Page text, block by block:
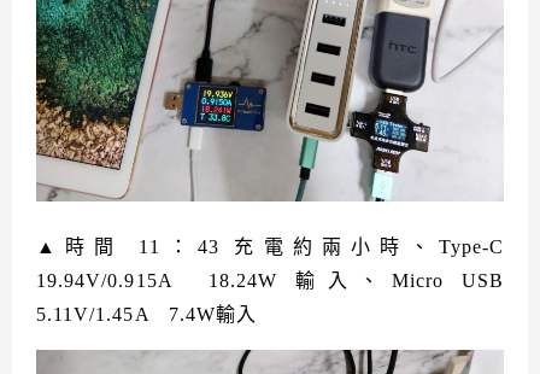
▲時間 11：43 充電約兩小時、Type-C
19.94V/0.915A 18.24W 輸入、Micro USB
5.11V/1.45A 7.4W輸入